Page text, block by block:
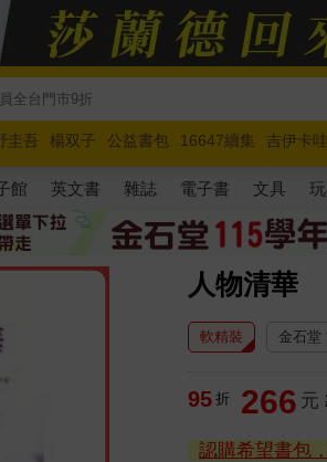
圭吾 楊双子 公益書包 16647續集 吉伊卡哇
路邊攤新作 馬斯克 玩具總動員5 超慢跑
館 英文書 雜誌 電子書 文具
人物清華
軟精裝 金石堂
95 折 266 元
認購希望書包